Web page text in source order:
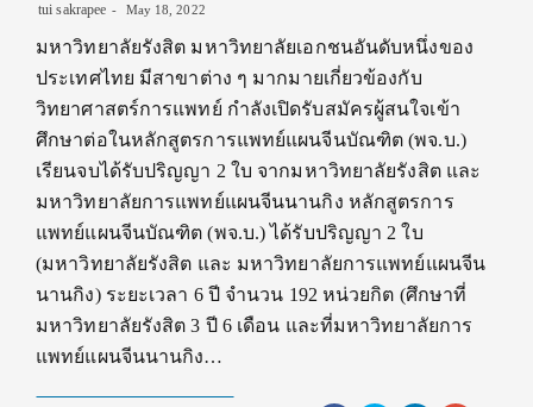
tui sakrapee May 18, 2022
มหาวิทยาลัยรังสิต มหาวิทยาลัยเอกชนอันดับหนึ่งของ
ประเทศไทย มีสาขาต่าง ๆ มากมายเกี่ยวข้องกับ
วิทยาศาสตร์การแพทย์ กำลังเปิดรับสมัครผู้สนใจเข้า
ศึกษาต่อในหลักสูตรการแพทย์แผนจีนบัณฑิต (พจ.บ.)
เรียนจบได้รับปริญญา 2 ใบ จากมหาวิทยาลัยรังสิต และ
มหาวิทยาลัยการแพทย์แผนจีนนานกิง หลักสูตรการ
แพทย์แผนจีนบัณฑิต (พจ.บ.) ได้รับปริญญา 2 ใบ
(มหาวิทยาลัยรังสิต และ มหาวิทยาลัยการแพทย์แผนจีน
นานกิง) ระยะเวลา 6 ปี จำนวน 192 หน่วยกิต (ศึกษาที่
มหาวิทยาลัยรังสิต 3 ปี 6 เดือน และที่มหาวิทยาลัยการ
แพทย์แผนจีนนานกิง…